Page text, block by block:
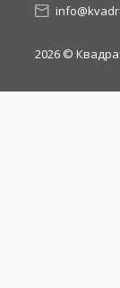
2026 ©